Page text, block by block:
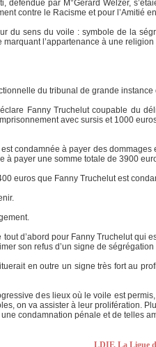
défendue par M°Gérard Welzer,
contre le Racisme et pour l’Amitié
du sens du voile : symbole de la
l’appartenance à une
du tribunal de grande instance
Fanny Truchelut coupable du
avec sursis et 1000
condamnée à payer des
à payer une somme totale de 3900
euros que Fanny Truchelut est
d’abord pour Fanny Truchelut
son refus d’un signe de
en outre un signe très fort au
des lieux où le voile est
on va assister à leur prolifération.
condamnation pénale et de telles
LDIF, La Ligue